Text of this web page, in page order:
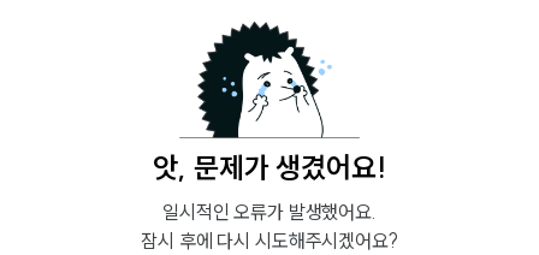
앗, 문제가 생겼어요!
일시적인 오류가 발생했어요.
잠시 후에 다시 시도해주시겠어요?